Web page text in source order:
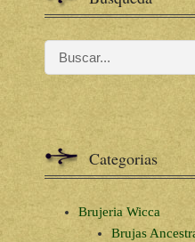
Categorias
Brujeria Wicca
Brujas